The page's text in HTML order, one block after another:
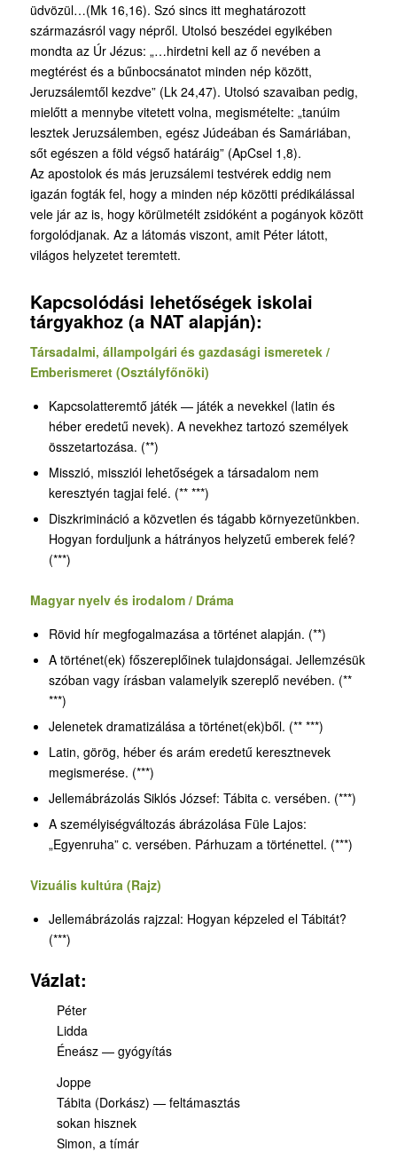
üdvözül…(Mk 16,16). Szó sincs itt meghatározott
származásról vagy népről. Utolsó beszédei egyikében
mondta az Úr Jézus: „…hirdetni kell az ő nevében a
megtérést és a bűnbocsánatot minden nép között,
Jeruzsálemtől kezdve” (Lk 24,47). Utolsó szavaiban pedig,
mielőtt a mennybe vitetett volna, megismételte: „tanúim
lesztek Jeruzsálemben, egész Júdeában és Samáriában,
sőt egészen a föld végső határáig” (ApCsel 1,8).
Az apostolok és más jeruzsálemi testvérek eddig nem
igazán fogták fel, hogy a minden nép közötti prédikálással
vele jár az is, hogy körülmetélt zsidóként a pogányok között
forgolódjanak. Az a látomás viszont, amit Péter látott,
világos helyzetet teremtett.
Kapcsolódási lehetőségek iskolai
tárgyakhoz (a NAT alapján):
Társadalmi, állampolgári és gazdasági ismeretek /
Emberismeret (Osztályfőnöki)
Kapcsolatteremtő játék — játék a nevekkel (latin és
héber eredetű nevek). A nevekhez tartozó személyek
összetartozása. (**)
Misszió, missziói lehetőségek a társadalom nem
keresztyén tagjai felé. (** ***)
Diszkrimináció a közvetlen és tágabb környezetünkben.
Hogyan forduljunk a hátrányos helyzetű emberek felé?
(***)
Magyar nyelv és irodalom / Dráma
Rövid hír megfogalmazása a történet alapján. (**)
A történet(ek) főszereplőinek tulajdonságai. Jellemzésük
szóban vagy írásban valamelyik szereplő nevében. (**
***)
Jelenetek dramatizálása a történet(ek)ből. (** ***)
Latin, görög, héber és arám eredetű keresztnevek
megismerése. (***)
Jellemábrázolás Siklós József: Tábita c. versében. (***)
A személyiségváltozás ábrázolása Füle Lajos:
„Egyenruha” c. versében. Párhuzam a történettel. (***)
Vizuális kultúra (Rajz)
Jellemábrázolás rajzzal: Hogyan képzeled el Tábitát?
(***)
Vázlat:
Péter
Lidda
Éneász — gyógyítás
Joppe
Tábita (Dorkász) — feltámasztás
sokan hisznek
Simon, a tímár